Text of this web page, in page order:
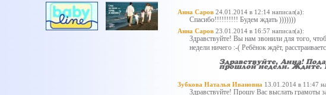
Анна Саров 24.01.2014 в 12:14 написал(а):
Спасибо!!!!!!!!!! Будем ждать )))))))
Анна Саров 23.01.2014 в 16:57 написал(а):
Здравствуйте! Вы нам звонили для того,
недели ничего :-( Ребёнок ждёт,
Здравствуйте, Анна!
прошлой недели. Ждите.
Зубкова Наталья Ивановна 13.01.2014 в 11:47
Здравствуйте! Прошу Вас выслать